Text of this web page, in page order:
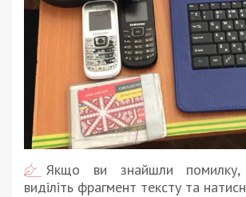
Якщо ви знайшли
виділіть фрагмент тексту та